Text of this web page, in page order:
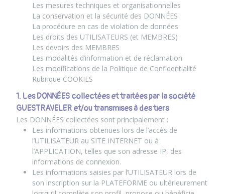
Les mesures techniques et organisationnelles
La conservation et la sécurité des DONNÉES
La procédure en cas de violation de données
Les droits des UTILISATEURS (et MEMBRES)
Les devoirs des MEMBRES
Les modalités d’information et de réclamation
Les modifications de la Politique de Confidentialité
Rubrique COOKIES
1. Les DONNÉES collectées et traitées par la société
GUESTRAVELER et/ou transmises à des tiers
Les DONNÉES collectées sont principalement :
Les informations obtenues lors de l’accès de
l’UTILISATEUR au SITE INTERNET ou à
l’APPLICATION, telles que son adresse IP, des
informations de connexion.
Les informations saisies par l’UTILISATEUR lors de
son inscription sur la PLATEFORME ou ultérieurement